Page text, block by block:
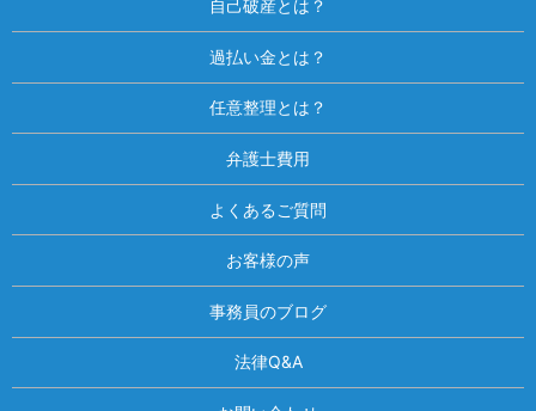
自己破産とは？
過払い金とは？
任意整理とは？
弁護士費用
よくあるご質問
お客様の声
事務員のブログ
法律Q&A